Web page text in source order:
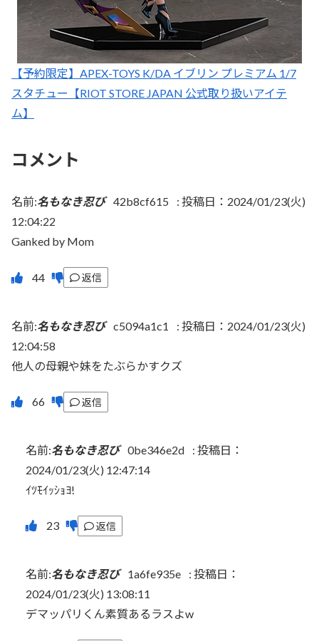
【予約限定】APEX-TOYS K/DA イブリン プレミアム 1/7
スタチュー【RIOT STORE JAPAN 公式取り扱いアイテ
ム】
コメント
名前:名もなき忍び 42b8cf615 : 投稿日：2024/01/23(火)
12:04:22
Ganked by Mom
返信
名前:名もなき忍び c5094a1c1 : 投稿日：2024/01/23(火)
12:04:58
他人の母親や妹をたぶらかすクズ
返信
名前:名もなき忍び 0be346e2d : 投稿日：
2024/01/23(火) 12:47:14
ｲﾂﾓｲｯｼｮﾖ!
返信
名前:名もなき忍び 1a6fe935e : 投稿日：
2024/01/23(火) 13:08:11
デマッパリくん素質あるラスよw